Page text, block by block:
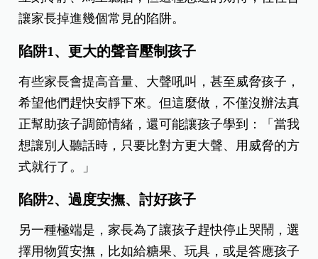
讓家長掉進幾個常見的陷阱。
陷阱1、 更大的聲音壓制孩子
有些家長會提高音量、大聲吼叫，甚至威脅孩子，
希望他們趕快安靜下來。但這麼做，不僅沒辦法真
正幫助孩子調節情緒，還可能讓孩子學到：「當我
想讓別人聽話時，只要比對方更大聲、用威脅的方
式就行了。」
陷阱2、過度安撫、討好孩子
另一種極端是，家長為了讓孩子趕快停止哭鬧，選
擇用物質安撫，比如給糖果、玩具，或是答應孩子